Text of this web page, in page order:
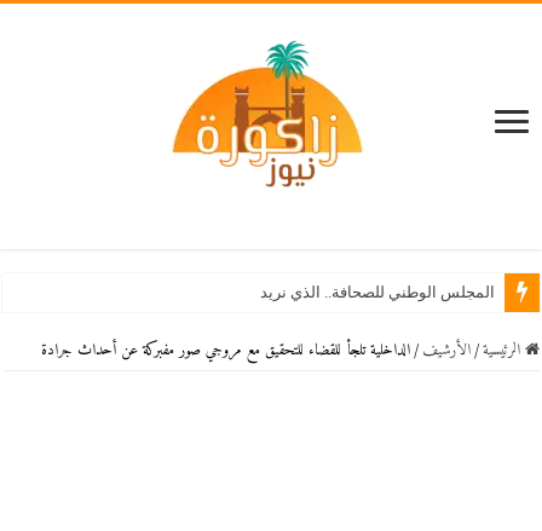
المجلس الوطني للصحافة.. الذي نريد
الرئيسية / اﻷرشيف / الداخلية تلجأ للقضاء للتحقيق مع مروجي صور مفبركة عن أحداث جرادة